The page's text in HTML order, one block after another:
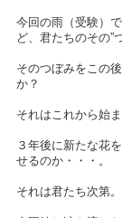
今回の雨（受験）
ど、君たちのその”
そのつぼみをこの
か？
それはこれから始
３年後に新たな花
せるのか・・・。
それは君たち次第。